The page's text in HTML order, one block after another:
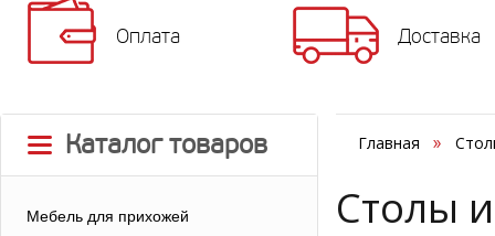
Оплата Доставка
Каталог товаров
Мебель для прихожей
Главная
Столы